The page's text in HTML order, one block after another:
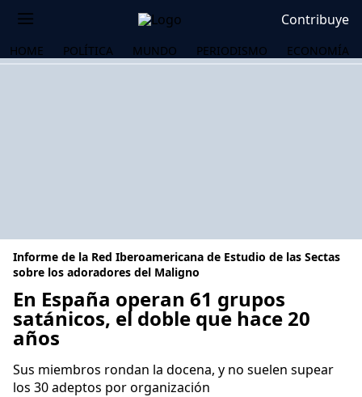
Contribuye
HOME POLÍTICA MUNDO PERIODISMO ECONOMÍA
Informe de la Red Iberoamericana de Estudio de las Sectas
sobre los adoradores del Maligno
En España operan 61 grupos
satánicos, el doble que hace 20
años
Sus miembros rondan la docena, y no suelen supear
los 30 adeptos por organización